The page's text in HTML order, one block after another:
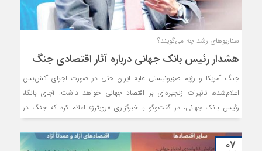
می‌شود.
سناریوهای رشد چه می‌گویند؟
هشدار رئیس بانک جهانی درباره آثار اقتصادی جنگ
جنگ آمریکا و رژیم صهیونیستی علیه ایران حتی در صورت اجرای آتش‌بس
اعلام‌شده، تاثیرات زنجیره‌ای بر اقتصاد جهانی خواهد داشت. آجای بانگا،
رئیس بانک جهانی، در گفت‌و‌گو با خبرگزاری «رویترز» اعلام کرد که جنگ در
خاورمیانه می‌تواند رشد اقتصادی جهانی را کاهش داده و پیامد‌های گسترده‌ای
به‌دنبال داشته باشد؛ حتی اگر آتش‌بس اعلام‌شده از سوی دونالد ترامپ،
۰۷